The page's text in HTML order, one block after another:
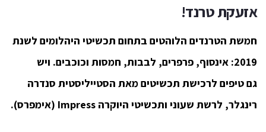
אזעקת טרנד!
חמשת הטרנדים הלוהטים בתחום תכשיטי היהלומים לשנת
2019: אינסוף, פרפרים, לבבות, חמסות וכוכבים. ויש
גםטיפים לרכישת תכשיטים מאת הסטייליסטית סנדרה
רינגלר, לרשת שעוני ותכשיטי היוקרה Impress (אימפרס).